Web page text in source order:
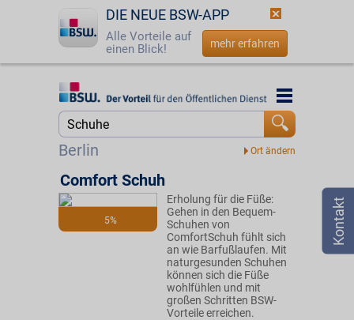
DIE NEUE BSW-APP
Alle Vorteile auf
einen Blick!
mehr erfahren
Startseite
☎ 0800 - 279 25 82
Berlin
Startseite
5%
Comfort Schuh
Erholung für die Füße:
Gehen in den Bequem-
Schuhen von
ComfortSchuh fühlt sich
an wie Barfußlaufen. Mit
naturgesunden Schuhen
können sich die Füße
wohlfühlen und mit
großen Schritten BSW-
Vorteile erreichen.